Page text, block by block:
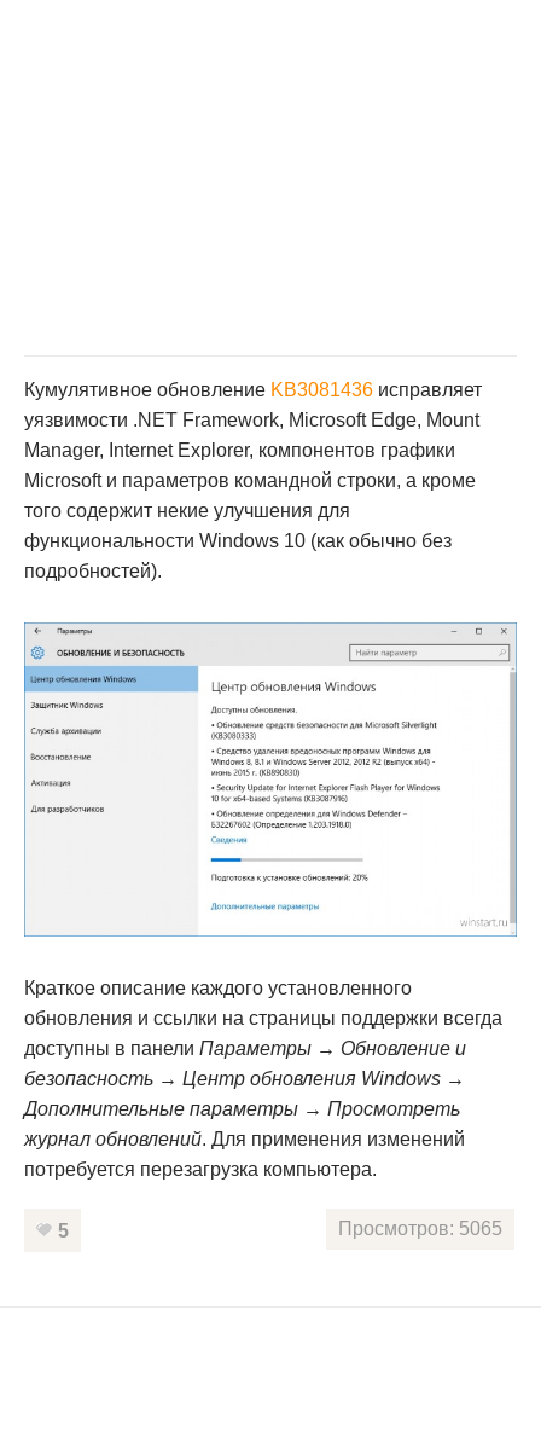
Кумулятивное обновление KB3081436 исправляет
уязвимости .NET Framework, Microsoft Edge, Mount
Manager, Internet Explorer, компонентов графики
Microsoft и параметров командной строки, а кроме
того содержит некие улучшения для
функциональности Windows 10 (как обычно без
подробностей).
Краткое описание каждого установленного
обновления и ссылки на страницы поддержки всегда
доступны в панели Параметры → Обновление и
безопасность → Центр обновления Windows →
Дополнительные параметры → Просмотреть
журнал обновлений. Для применения изменений
потребуется перезагрузка компьютера.
5 Просмотров: 5065